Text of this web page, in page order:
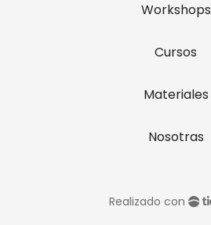
Workshops
Cursos
Materiales
Nosotras
Realizado con